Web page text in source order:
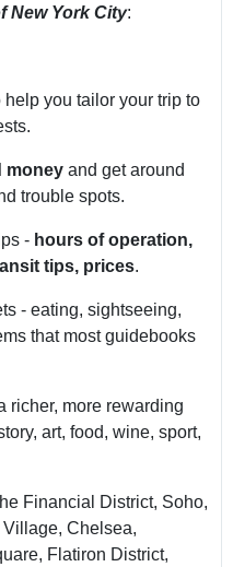
New York City:
help you tailor your trip to
money and get around
trouble spots.
- hours of operation,
tips, prices.
- eating, sightseeing,
that most guidebooks
richer, more rewarding
art, food, wine, sport,
Financial District, Soho,
Chelsea,
Flatiron District,